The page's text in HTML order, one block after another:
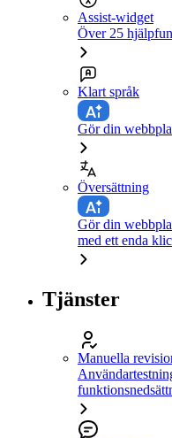
Assist-widget
Över 25
Klart språk
Gör din
Översättning
Gör din
med ett enda
Tjänster
Manuella